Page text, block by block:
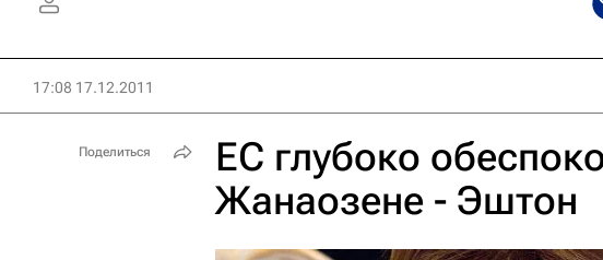
17:08 17.12.2011
ЕС глубоко
Жанаозене - Эштон
Поделиться